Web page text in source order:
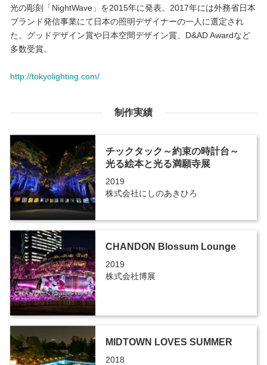
光の彫刻「NightWave」を2015年に発表。2017年には外務省日本
ブランド発信事業にて日本の照明デザイナーの一人に選定され
た。グッドデザイン賞や日本空間デザイン賞、D&AD Awardなど
多数受賞。
http://tokyolighting.com/
制作実績
チックタック～約束の時計台～
光る絵本と光る満願寺展
2019
株式会社にしのあきひろ
CHANDON Blossum Lounge
2019
株式会社博展
MIDTOWN LOVES SUMMER
2018